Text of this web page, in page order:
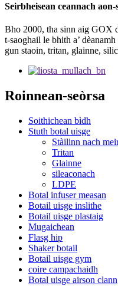
Seirbheisean ceannach
Bho 2000, tha sinn aig GOX
t-saoghail le bhith a’
gun staoin, tritan, glainne,
Roinnean-seòrsa
Soithichean bìdh
Stuth botal uisge
Stàilinn nach
Tritan
Glainne
sileaconach
LDPE
Botal infuser measan
Botail uisge inslithe
Botail uisge plastaig
Mugaichean
Flasg hip
Shaker botail
Botail uisge gym
coire campachaidh
Botal uisge airson clann